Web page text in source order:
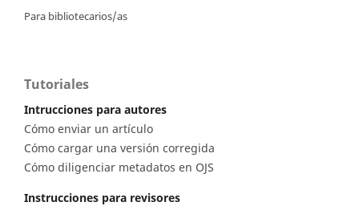
Para bibliotecarios/as
Tutoriales
Intrucciones para autores
Cómo enviar un artículo
Cómo cargar una versión corregida
Cómo diligenciar metadatos en OJS
Instrucciones para revisores